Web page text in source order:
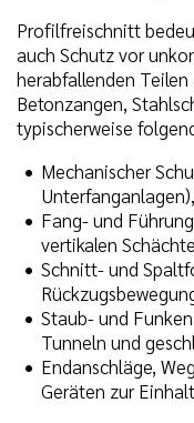
Profilfreischnitt
auch Schutz vor
herabfallenden
Betonzangen,
typischerweise
Mechanischer
Unterfanganlagen),
Fang- und
vertikalen
Schnitt- und
Staub- und
Tunneln und
Endanschläge,
Geräten zur